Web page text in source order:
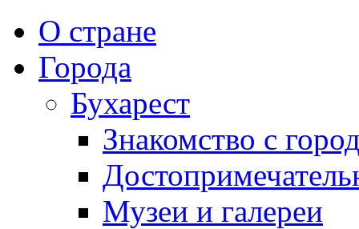
О стране
Города
Бухарест
Знакомство с
Музеи и галереи